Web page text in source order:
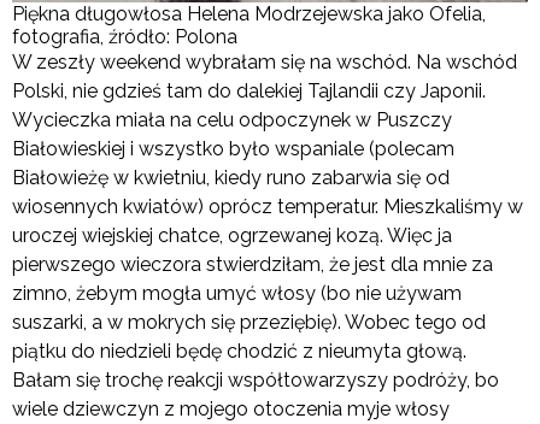
Piękna długowłosa Helena Modrzejewska jako Ofelia,
fotografia, źródło: Polona
W zeszły weekend wybrałam się na wschód. Na wschód
Polski, nie gdzieś tam do dalekiej Tajlandii czy Japonii.
Wycieczka miała na celu odpoczynek w Puszczy
Białowieskiej i wszystko było wspaniale (polecam
Białowieżę w kwietniu, kiedy runo zabarwia się od
wiosennych kwiatów) oprócz temperatur. Mieszkaliśmy w
uroczej wiejskiej chatce, ogrzewanej kozą. Więc ja
pierwszego wieczora stwierdziłam, że jest dla mnie za
zimno, żebym mogła umyć włosy (bo nie używam
suszarki, a w mokrych się przeziębię). Wobec tego od
piątku do niedzieli będę chodzić z nieumyta głową.
Bałam się trochę reakcji współtowarzyszy podróży, bo
wiele dziewczyn z mojego otoczenia myje włosy